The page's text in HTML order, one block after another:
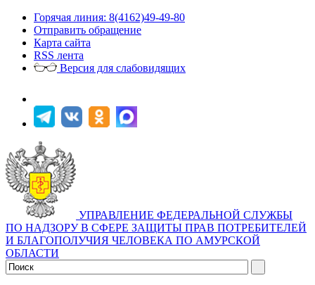
Горячая линия: 8(4162)49-49-80
Отправить обращение
Карта сайта
RSS лента
Версия для слабовидящих
УПРАВЛЕНИЕ ФЕДЕРАЛЬНОЙ СЛУЖБЫ
ПО НАДЗОРУ В СФЕРЕ ЗАЩИТЫ ПРАВ ПОТРЕБИТЕЛЕЙ
И БЛАГОПОЛУЧИЯ ЧЕЛОВЕКА ПО АМУРСКОЙ
ОБЛАСТИ